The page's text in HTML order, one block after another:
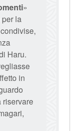
»
per la
Haru.
in
riservare